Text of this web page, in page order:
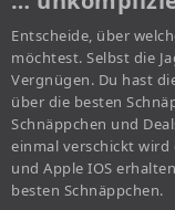
Entscheide, über
möchtest. Selbst die
Vergnügen. Du hast
über die besten
Schnäppchen und
einmal verschickt
und Apple IOS
besten Schnäppchen.